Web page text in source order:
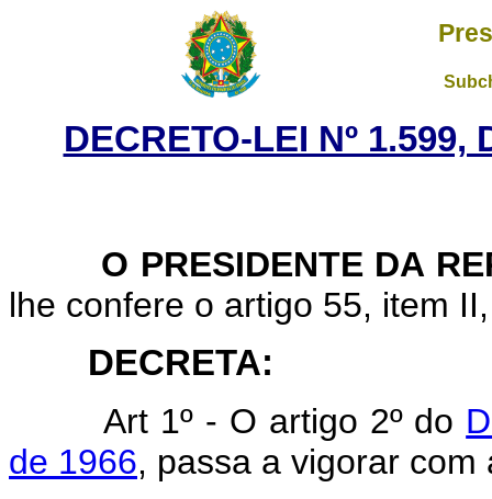
DECRETO-LEI Nº 1.599,
O PRESIDENTE DA
lhe confere o artigo 55, item
DECRETA:
Art 1º - O artigo 2º do
de 1966, passa a vigorar